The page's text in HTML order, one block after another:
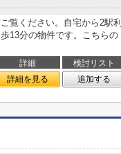
覧ください。自宅から2駅利
13分の物件です。こちらの
詳細
検討リスト
詳細を見る 追加する